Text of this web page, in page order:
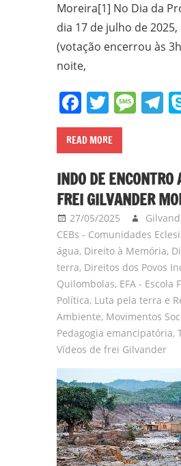
Moreira[1] No Dia da
dia 17 de julho de
(votação encerrou às
noite,
Facebook
Twitter
READ MORE
INDO DE
FREI GILVANDER
27/05/2025
CEBs - Comunidades
água, Direito à Memória,
terra, Direitos dos Povos
Quilombolas, EFA - Escola
Política, Luta pela terra e
Ambiente, Movimentos
Pedagogia emancipatória,
Vídeos de frei Gilvander